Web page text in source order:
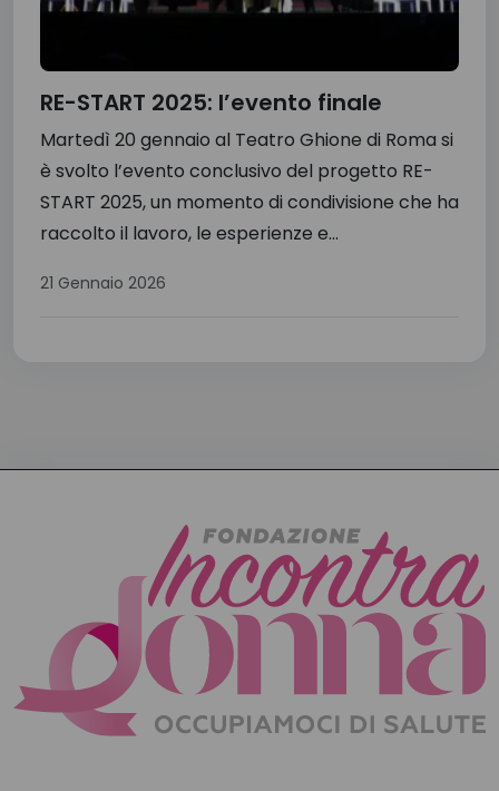
RE-START 2025: l’evento finale
Martedì 20 gennaio al Teatro Ghione di Roma si
è svolto l’evento conclusivo del progetto RE-
START 2025, un momento di condivisione che ha
raccolto il lavoro, le esperienze e...
21 Gennaio 2026